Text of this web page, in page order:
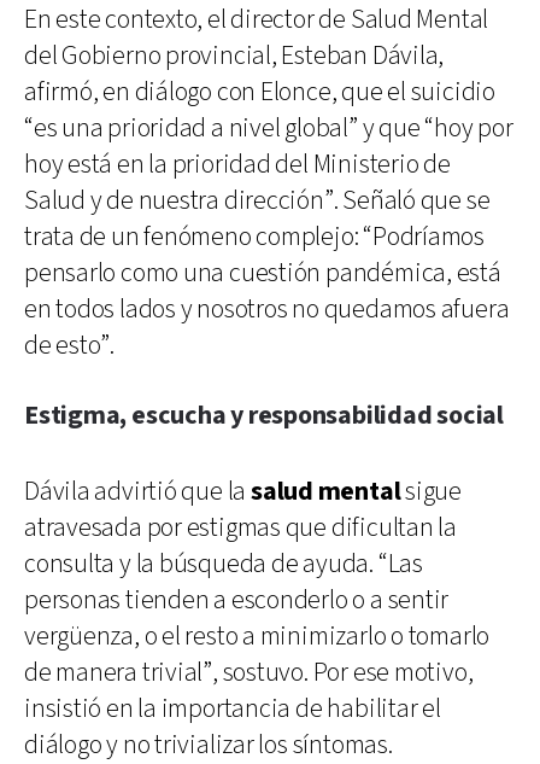
En este contexto, el director de Salud Mental
del Gobierno provincial, Esteban Dávila,
afirmó, en diálogo con Elonce, que el suicidio
“es una prioridad a nivel global” y que “hoy por
hoy está en la prioridad del Ministerio de
Salud y de nuestra dirección”. Señaló que se
trata de un fenómeno complejo: “Podríamos
pensarlo como una cuestión pandémica, está
en todos lados y nosotros no quedamos afuera
de esto”.
Estigma, escucha y responsabilidad social
Dávila advirtió que la salud mentalsigue
atravesada por estigmas que dificultan la
consulta y la búsqueda de ayuda. “Las
personas tienden a esconderlo o a sentir
vergüenza, o el resto a minimizarlo o tomarlo
de manera trivial”, sostuvo. Por ese motivo,
insistió en la importancia de habilitar el
diálogo y no trivializar los síntomas.